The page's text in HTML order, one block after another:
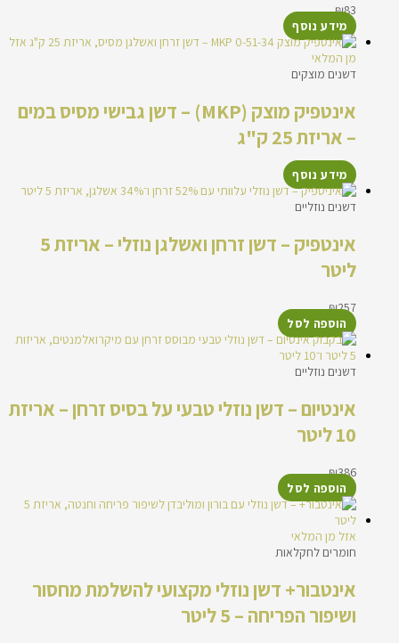
₪83
מידע נוסף
אזל
מן המלאי
דשנים מוצקים
אינטפיק מוצק (MKP) – דשן גבישי מסיס במים
– אריזת 25 ק"ג
מידע נוסף
דשנים נוזליים
אינטפיק – דשן זרחן ואשלגן נוזלי – אריזת 5
ליטר
₪257
הוספה לסל
דשנים נוזליים
אינטיום – דשן נוזלי טבעי על בסיס זרחן – אריזת
10 ליטר
₪386
הוספה לסל
אזל מן המלאי
חומרים לחקלאות
אינטבור+ דשן נוזלי מקצועי להשלמת מחסור
ושיפור הפריחה – 5 ליטר